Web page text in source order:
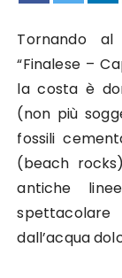
Tornando
“Finalese –
la costa è
(non più
fossili
(beach
antiche
dall’acqua